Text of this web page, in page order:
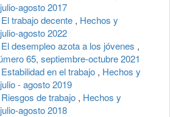
agosto 2017
El trabajo decente , Hechos y
agosto 2022
El desempleo azota a los jóvenes ,
65, septiembre-octubre 2021
Estabilidad en el trabajo , Hechos y
- agosto 2019
Riesgos de trabajo , Hechos y
agosto 2018